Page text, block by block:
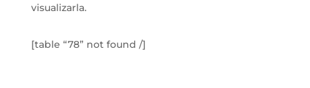
visualizarla.
[table “78” not found /]